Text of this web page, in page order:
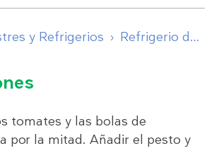
y Refrigerios Refrigerio de ensalada caprese low carb
tomates y las bolas de
por la mitad. Añadir el pesto y